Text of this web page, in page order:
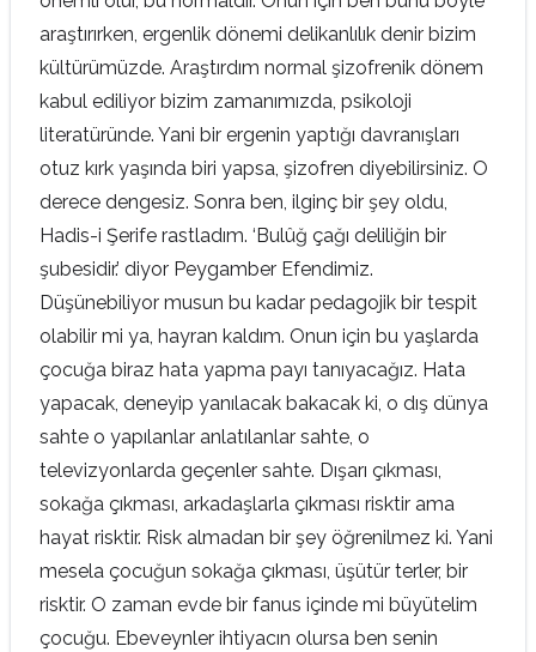
araştırırken, ergenlik dönemi delikanlılık denir bizim
kültürümüzde. Araştırdım normal şizofrenik dönem
kabul ediliyor bizim zamanımızda, psikoloji
literatüründe. Yani bir ergenin yaptığı davranışları
otuz kırk yaşında biri yapsa, şizofren diyebilirsiniz. O
derece dengesiz. Sonra ben, ilginç bir şey oldu,
Hadis-i Şerife rastladım. ‘Bulûğ çağı deliliğin bir
şubesidir.’ diyor Peygamber Efendimiz.
Düşünebiliyor musun bu kadar pedagojik bir tespit
olabilir mi ya, hayran kaldım. Onun için bu yaşlarda
çocuğa biraz hata yapma payı tanıyacağız. Hata
yapacak, deneyip yanılacak bakacak ki, o dış dünya
sahte o yapılanlar anlatılanlar sahte, o
televizyonlarda geçenler sahte. Dışarı çıkması,
sokağa çıkması, arkadaşlarla çıkması risktir ama
hayat risktir. Risk almadan bir şey öğrenilmez ki. Yani
mesela çocuğun sokağa çıkması, üşütür terler, bir
risktir. O zaman evde bir fanus içinde mi büyütelim
çocuğu. Ebeveynler ihtiyacın olursa ben senin